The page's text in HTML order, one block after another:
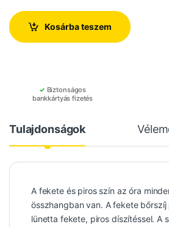
Kosárba teszem
✓ Biztonságos
bankkártyás fizetés
Tulajdonságok
A fekete és piros szín az óra
összhangban van. A fekete
lünetta fekete, piros díszítéssel. A